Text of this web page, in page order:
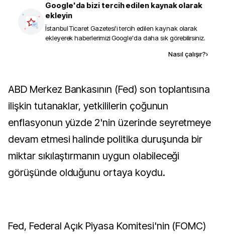
Google'da bizi tercih edilen kaynak olarak
ekleyin
İstanbul Ticaret Gazetesi'i tercih edilen kaynak olarak
ekleyerek haberlerimizi Google'da daha sık görebilirsiniz.
Nasıl çalışır?›
ABD Merkez Bankasının (Fed) son toplantısına
ilişkin tutanaklar, yetkililerin çoğunun
enflasyonun yüzde 2'nin üzerinde seyretmeye
devam etmesi halinde politika duruşunda bir
miktar sıkılaştırmanın uygun olabileceği
görüşünde olduğunu ortaya koydu.
Fed, Federal Açık Piyasa Komitesi'nin (FOMC)